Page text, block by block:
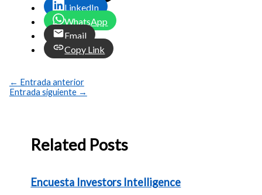
LinkedIn
WhatsApp
Email
Copy Link
← Entrada anterior
Entrada siguiente →
Related Posts
Encuesta Investors Intelligence